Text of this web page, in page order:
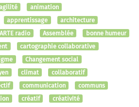
animation
apprentissage
architecture
ARTE radio Assemblée
bonne humeur
cartographie collaborative
Changement social
climat
collaboratif
communication
communs
créatif
créativité